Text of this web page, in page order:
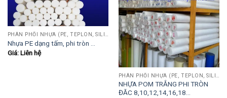
Nhựa PE dạng tấm, phi tròn …
Giá: Liên hệ
NHỰA POM TRẮNG PHI TRÒN
ĐĂC 8,10,12,14,16,18…